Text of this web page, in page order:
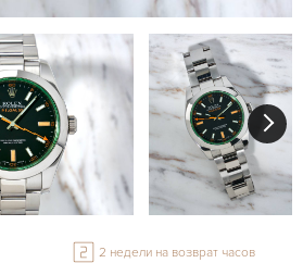
2 недели на возврат часов